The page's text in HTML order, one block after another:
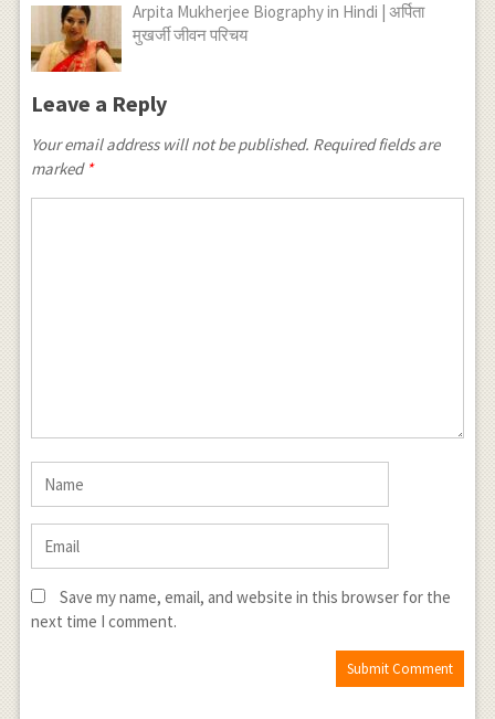
Arpita Mukherjee Biography in Hindi | अर्पिता
मुखर्जी जीवन परिचय
Leave a Reply
Your email address will not be published. Required fields are
marked *
Save my name, email, and website in this browser for the
next time I comment.